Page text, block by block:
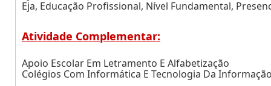
Eja, Educação Profissional, Nível Fundamental,
Atividade Complementar:
Apoio Escolar Em Letramento E Alfabetização
Colégios Com Informática E Tecnologia Da Informação